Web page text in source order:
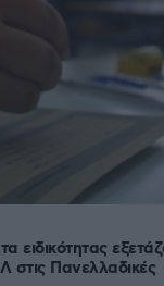
ειδικότητας
στις Πανελλαδικές